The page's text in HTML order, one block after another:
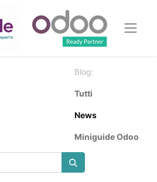
Blog:
Tutti
News
Miniguide Odoo